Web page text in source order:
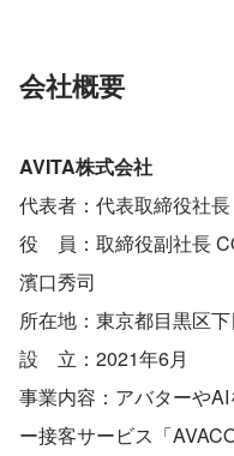
会社概要
AVITA株式会社
代表者：代表取締役社
役　員：取締役副社長
濱口秀司
所在地：東京都目黒区
設　立：2021年6月
事業内容：アバターや
ー接客サービス「